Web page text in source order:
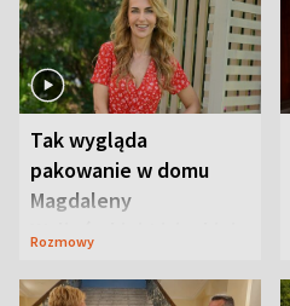
Tak wygląda
pakowanie w domu
Magdaleny
Waligórskiej-Lisieckiej.
Rozmowy